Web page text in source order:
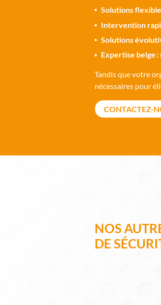
Solutions
Intervention
Solutions
Expertise belge :
Tandis que votre
nécessaires pour
CONTACTEZ-
NOS
DE